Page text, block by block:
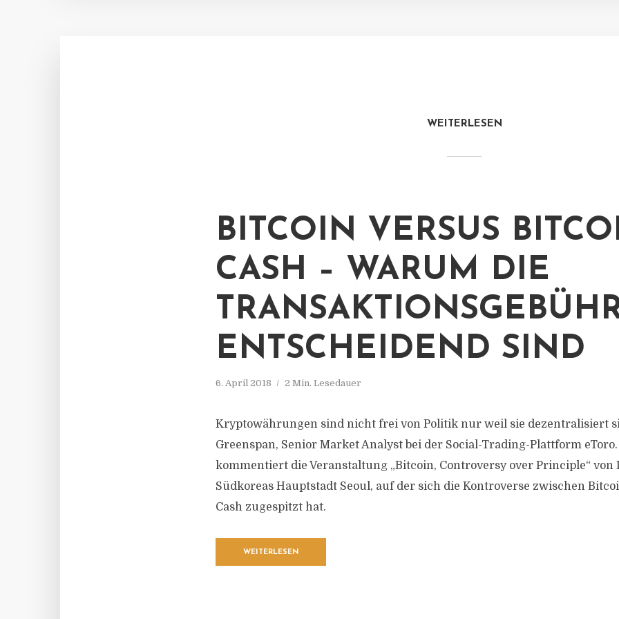
WEITERLESEN
BITCOIN VERSUS
CASH – WARUM DIE
ENTSCHEIDEND SIND
6. April 2018 2 Min. Lesedauer
Kryptowährungen sind nicht frei von Politik nur weil sie dezentralisiert
Greenspan, Senior Market Analyst bei der Social-Trading-Plattform
kommentiert die Veranstaltung „Bitcoin, Controversy over Principle“ von
Südkoreas Hauptstadt Seoul, auf der sich die Kontroverse zwischen
Cash zugespitzt hat.
WEITERLESEN